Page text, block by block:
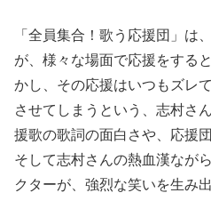
「全員集合！歌う応援団」は
が、様々な場面で応援をする
かし、その応援はいつもズレ
させてしまうという、志村さ
援歌の歌詞の面白さや、応援
そして志村さんの熱血漢なが
クターが、強烈な笑いを生み